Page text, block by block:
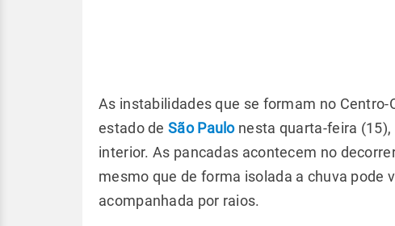
As instabilidades que se formam no
estado deSão Paulonesta quarta-feira (15),
interior. As pancadas acontecem no
mesmo que de forma isolada a chuva pode
acompanhada por raios.